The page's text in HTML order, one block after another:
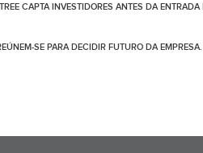
CAPTA INVESTIDORES ANTES DA ENTRADA
SE PARA DECIDIR FUTURO DA